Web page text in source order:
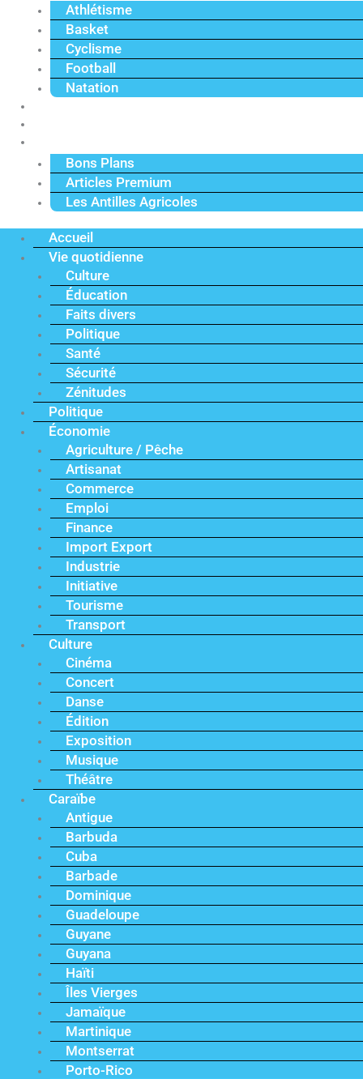
Athlétisme
Basket
Cyclisme
Football
Natation
Bons Plans
Articles Premium
Les Antilles Agricoles
Accueil
Vie quotidienne
Culture
Éducation
Faits divers
Politique
Santé
Sécurité
Zénitudes
Politique
Économie
Agriculture / Pêche
Artisanat
Commerce
Emploi
Finance
Import Export
Industrie
Initiative
Tourisme
Transport
Culture
Cinéma
Concert
Danse
Édition
Exposition
Musique
Théâtre
Caraïbe
Antigue
Barbuda
Cuba
Barbade
Dominique
Guadeloupe
Guyane
Guyana
Haïti
Îles Vierges
Jamaïque
Martinique
Montserrat
Porto-Rico